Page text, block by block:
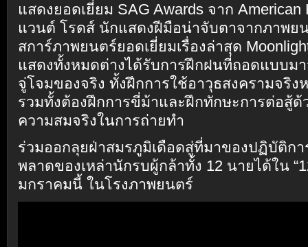
แสดงยอดเยี่ยม SAG Awards จาก American
แวนต์ โรดส์ นักแสดงฝีมือน่าจับตาจากภาพย
สการ์ภาพยนตร์ยอดเยี่ยมเรื่องล่าสุด
แสดงทั้งหมดต่างได้รับการฝึกฝนที่ถอดแบบม
จู่โจมของจริง ทั้งฝึกการใช้อาวุธสงครามจริง
รวมทั้งต้องฝึกการขี่ม้าและฝึกทักษะการต่อสู้
ความสมจริงในการถ่ายทำ
ร่วมออกลุยฝ่าสมรภูมิเดือดสู่ที่มาของปฏิบัติก
พลาดของเหล่านักรบผู้กล้าทั้ง 12 นายได้ใน
มกราคมนี้ ในโรงภาพยนตร์